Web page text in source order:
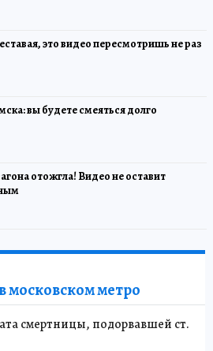
это видео пересмотришь не раз
вы будете смеяться долго
отожгла! Видео не оставит
московском метро
смертницы, подорвавшей ст.